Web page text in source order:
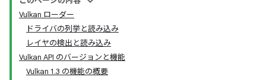
Vulkan ローダー
ドライバの列挙と読み込み
レイヤの検出と読み込み
Vulkan API のバージョンと機能
Vulkan 1.3 の機能の概要